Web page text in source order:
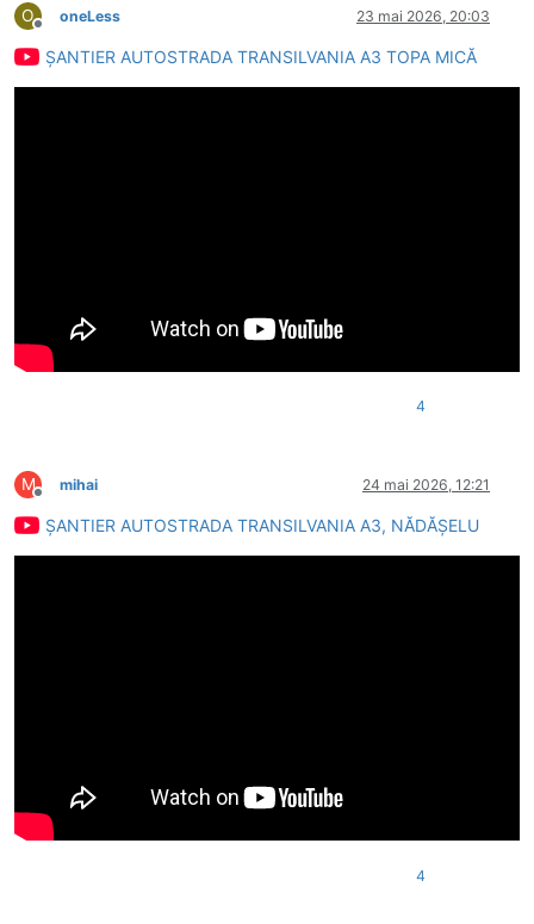
O
Deconectat
oneLess 23 mai 2026, 20:03
ȘANTIER AUTOSTRADA TRANSILVANIA A3 TOPA MICĂ
4
M
Deconectat
mihai 24 mai 2026, 12:21
ȘANTIER AUTOSTRADA TRANSILVANIA A3, NĂDĂȘELU
4